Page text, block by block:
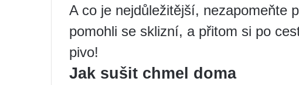
A co je nejdůležitější, nezapomeňte
pomohli se sklizní, a přitom si po
pivo!
Jak sušit chmel doma